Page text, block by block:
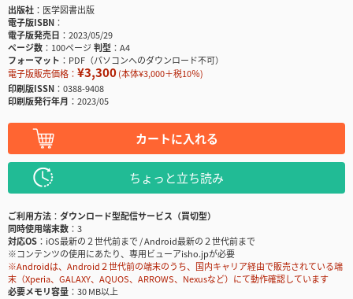
出版社
医学図書出版
電子版ISBN
電子版発売日
2023/05/29
ページ数
100ページ判型
A4
フォーマット
PDF（パソコンへのダウンロード不可）
電子版販売価格： ¥3,300(本体¥3,000＋税10％)
印刷版ISSN
0388-9408
印刷版発行年月
2023/05
カートに入れる
ちょっと立ち読み
ご利用方法
ダウンロード型配信サービス（買切型）
同時使用端末数
3
対応OS
iOS最新の２世代前まで / Android最新の２世代前まで
※コンテンツの使用にあたり、専用ビューアisho.jpが必要
※Androidは、Android２世代前の端末のうち、国内キャリア経由で販売されている端
末（Xperia、GALAXY、AQUOS、ARROWS、Nexusなど）にて動作確認しています
必要メモリ容量
30 MB以上